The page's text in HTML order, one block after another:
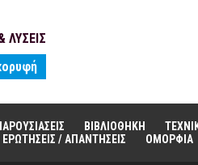
ΛΥΣΕΙΣ
ΒΙΒΛΙΟΘΗΚΗ
ΕΡΩΤΗΣΕΙΣ / ΑΠΑΝΤΗΣΕΙΣ ΟΜΟΡΦΙΑ